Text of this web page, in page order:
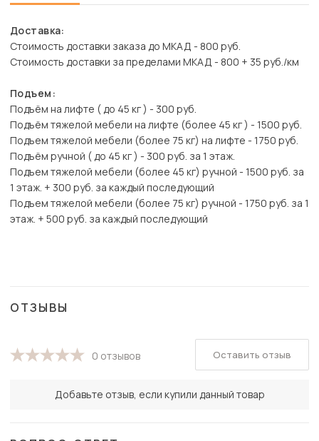
Доставка:
Стоимость доставки заказа до МКАД - 800 руб.
Стоимость доставки за пределами МКАД - 800 + 35 руб./км
Подъем:
Подъём на лифте ( до 45 кг ) - 300 руб.
Подъём тяжелой мебели на лифте (более 45 кг ) - 1500 руб.
Подъем тяжелой мебели (более 75 кг) на лифте - 1750 руб.
Подъём ручной ( до 45 кг ) - 300 руб. за 1 этаж.
Подъем тяжелой мебели (более 45 кг) ручной - 1500 руб. за
1 этаж. + 300 руб. за каждый последующий
Подъем тяжелой мебели (более 75 кг) ручной - 1750 руб. за 1
этаж. + 500 руб. за каждый последующий
ОТЗЫВЫ
0 отзывов
Добавьте отзыв, если купили данный товар
Оставить отзыв